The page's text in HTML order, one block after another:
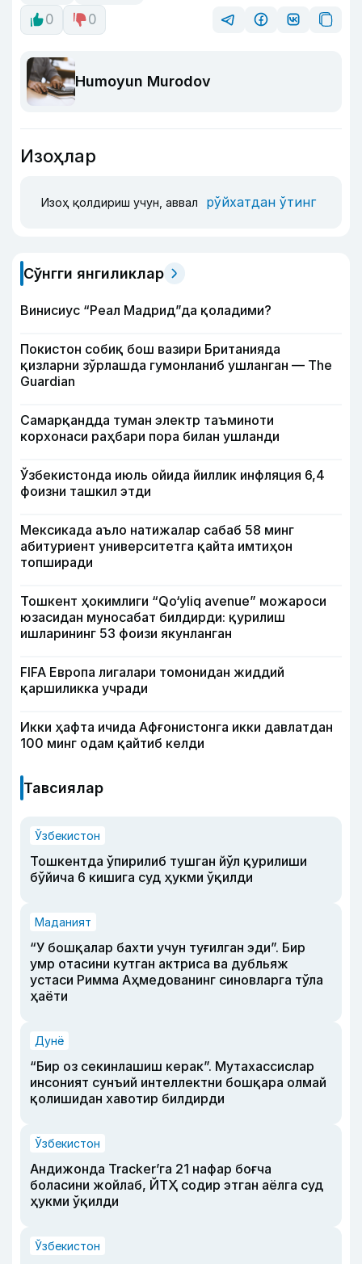
0
0
Humoyun Murodov
Изоҳлар
Изоҳ қолдириш учун, аввал рўйхатдан ўтинг
Сўнгги янгиликлар
Винисиус “Реал Мадрид”да қоладими?
Покистон собиқ бош вазири Британияда
қизларни зўрлашда гумонланиб ушланган — The
Guardian
Самарқандда туман электр таъминоти
корхонаси раҳбари пора билан ушланди
Ўзбекистонда июль ойида йиллик инфляция 6,4
фоизни ташкил этди
Мексикада аъло натижалар сабаб 58 минг
абитуриент университетга қайта имтиҳон
топширади
Тошкент ҳокимлиги “Qo‘yliq avenue” можароси
юзасидан муносабат билдирди: қурилиш
ишларининг 53 фоизи якунланган
FIFA Европа лигалари томонидан жиддий
қаршиликка учради
Икки ҳафта ичида Афғонистонга икки давлатдан
100 минг одам қайтиб келди
Тавсиялар
Ўзбекистон
Тошкентда ўпирилиб тушган йўл қурилиши
бўйича 6 кишига суд ҳукми ўқилди
Маданият
“У бошқалар бахти учун туғилган эди”. Бир
умр отасини кутган актриса ва дубльяж
устаси Римма Аҳмедованинг синовларга тўла
ҳаёти
Дунё
“Бир оз секинлашиш керак”. Мутахассислар
инсоният сунъий интеллектни бошқара олмай
қолишидан хавотир билдирди
Ўзбекистон
Андижонда Tracker’га 21 нафар боғча
боласини жойлаб, ЙТҲ содир этган аёлга суд
ҳукми ўқилди
Ўзбекистон